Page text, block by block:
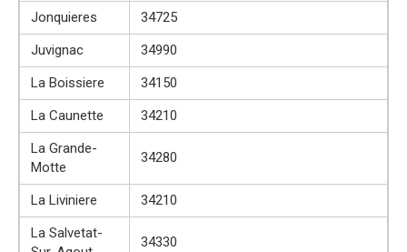
Jonquieres
34725
Juvignac
34990
La Boissiere
34150
La Caunette
34210
La Grande-
Motte
34280
La Liviniere
34210
La Salvetat-
34330